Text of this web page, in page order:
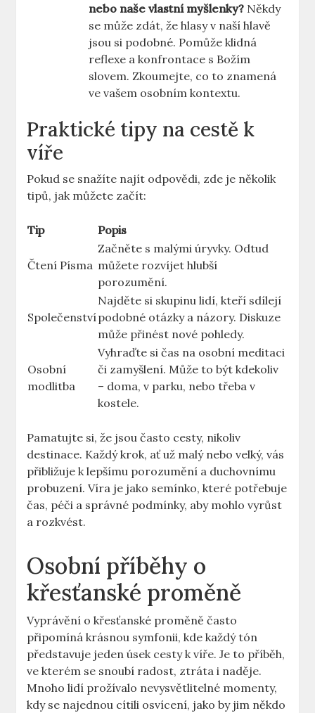
nebo naše vlastní myšlenky? Někdy
se může zdát, že hlasy v naší hlavě
jsou si podobné. Pomůže klidná
reflexe a konfrontace s Božím
slovem. Zkoumejte, co to znamená
ve vašem osobním kontextu.
Praktické tipy na cestě k
víře
Pokud se snažíte najít odpovědi, zde je několik
tipů, jak můžete začít:
Tip Popis
Čtení Písma
Začněte s malými úryvky. Odtud
můžete rozvíjet hlubší
porozumění.
Společenství
Najděte si skupinu lidí, kteří sdílejí
podobné otázky a názory. Diskuze
může přinést nové pohledy.
Osobní
modlitba
Vyhraďte si čas na osobní meditaci
či zamyšlení. Může to být kdekoliv
– doma, v parku, nebo třeba v
kostele.
Pamatujte si, že jsou často cesty, nikoliv
destinace. Každý krok, ať už malý nebo velký, vás
přibližuje k lepšímu porozumění a duchovnímu
probuzení. Víra je jako semínko, které potřebuje
čas, péči a správné podmínky, aby mohlo vyrůst
a rozkvést.
Osobní příběhy o
křesťanské proměně
Vyprávění o křesťanské proměně často
připomíná krásnou symfonii, kde každý tón
představuje jeden úsek cesty k víře. Je to příběh,
ve kterém se snoubí radost, ztráta i naděje.
Mnoho lidí prožívalo nevysvětlitelné momenty,
kdy se najednou cítili osvícení, jako by jim někdo